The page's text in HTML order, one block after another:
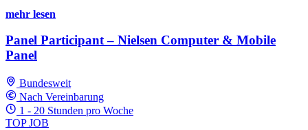
mehr lesen
Panel Participant – Nielsen Computer & Mobile
Panel
Bundesweit
Nach Vereinbarung
1 - 20 Stunden pro Woche
TOP JOB